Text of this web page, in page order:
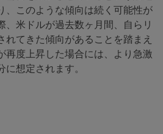
、このような傾向は続く可能性が
、米ドルが過去数ヶ月間、自らリ
れてきた傾向があることを踏まえ
再度上昇した場合には、より急激
想定されます。